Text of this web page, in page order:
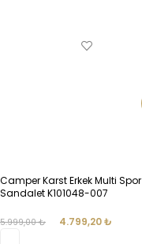
Camper Karst Erkek Multi Spor
Sandalet K101048-007
5.999,00₺ 4.799,20₺